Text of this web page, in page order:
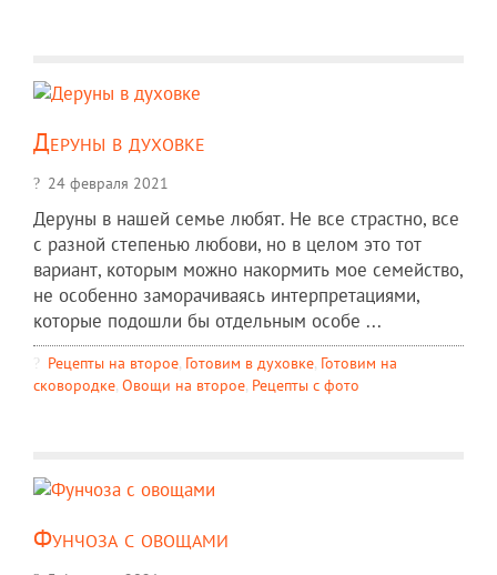
Деруны в духовке
24 февраля 2021
Деруны в нашей семье любят. Не все страстно, все
с разной степенью любови, но в целом это тот
вариант, которым можно накормить мое семейство,
не особенно заморачиваясь интерпретациями,
которые подошли бы отдельным особе ...
Рецепты на второе, Готовим в духовке, Готовим на
сковородке, Овощи на второе, Рецепты c фото
Фунчоза с овощами